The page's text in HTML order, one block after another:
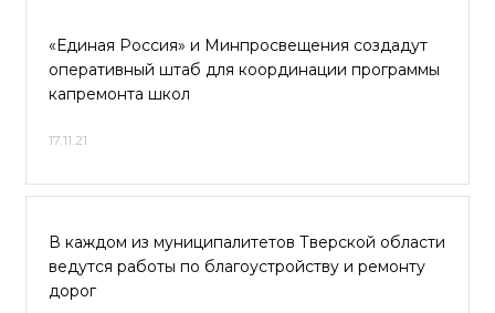
«Единая Россия» и Минпросвещения создадут
оперативный штаб для координации программы
капремонта школ
17.11.21
В каждом из муниципалитетов Тверской области
ведутся работы по благоустройству и ремонту
дорог